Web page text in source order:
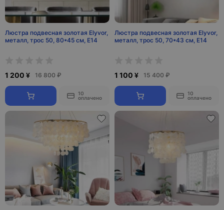
Люстра подвесная золотая Elyvor,
металл, трос 50, 80*45 см, E14
1 200 ¥ 16 800 ₽
10
оплачено
Люстра подвесная золотая Elyvor,
металл, трос 50, 70*43 см, E14
1 100 ¥ 15 400 ₽
10
оплачено